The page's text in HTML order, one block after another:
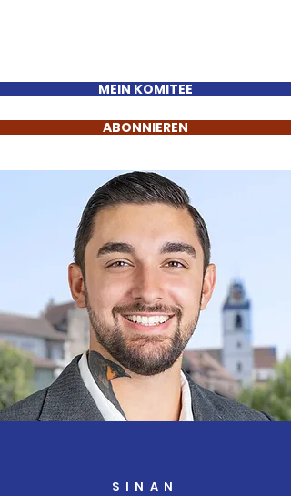
MEIN KOMITEE
ABONNIEREN
SINAN